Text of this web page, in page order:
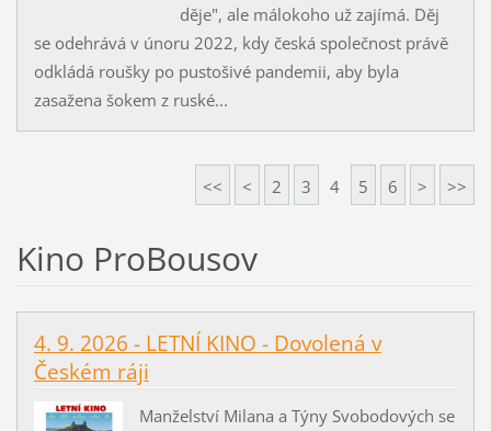
děje", ale málokoho už zajímá. Děj
se odehrává v únoru 2022, kdy česká společnost právě
odkládá roušky po pustošivé pandemii, aby byla
zasažena šokem z ruské...
<< < 2 3 4 5 6 > >>
Kino ProBousov
4. 9. 2026 - LETNÍ KINO - Dovolená v
Českém ráji
Manželství Milana a Týny Svobodových se